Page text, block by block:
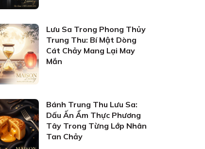
Lưu Sa Trong Phong Thủy
Trung Thu: Bí Mật Dòng
Cát Chảy Mang Lại May
Mắn
Bánh Trung Thu Lưu Sa:
Dấu Ấn Ẩm Thực Phương
Tây Trong Từng Lớp Nhân
Tan Chảy